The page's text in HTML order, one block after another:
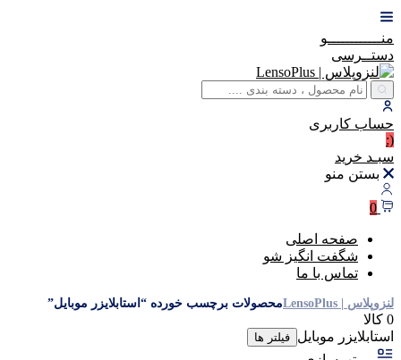
منــــــــــــو
دستــرسی
حساب کاربری
(:
سبـد خرید
بستن منو
0
صفحه اصلی
شگفت انگیز شو
تماس با ما
لنزوپلاس | LensoPlus محصولات برچسب خورده “استابلایزر موبایل”
0 کالا
استابلایزر موبایل فیلتر ها